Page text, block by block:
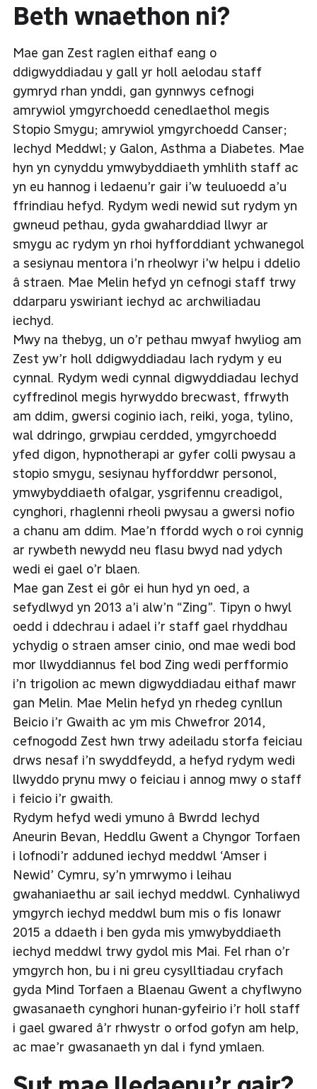
Beth wnaethon ni?
Mae gan Zest raglen eithaf eang o
ddigwyddiadau y gall yr holl aelodau staff
gymryd rhan ynddi, gan gynnwys cefnogi
amrywiol ymgyrchoedd cenedlaethol megis
Stopio Smygu; amrywiol ymgyrchoedd Canser;
Iechyd Meddwl; y Galon, Asthma a Diabetes. Mae
hyn yn cynyddu ymwybyddiaeth ymhlith staff ac
yn eu hannog i ledaenu’r gair i’w teuluoedd a’u
ffrindiau hefyd. Rydym wedi newid sut rydym yn
gwneud pethau, gyda gwaharddiad llwyr ar
smygu ac rydym yn rhoi hyfforddiant ychwanegol
a sesiynau mentora i’n rheolwyr i’w helpu i ddelio
â straen. Mae Melin hefyd yn cefnogi staff trwy
ddarparu yswiriant iechyd ac archwiliadau
iechyd.
Mwy na thebyg, un o’r pethau mwyaf hwyliog am
Zest yw’r holl ddigwyddiadau Iach rydym y eu
cynnal. Rydym wedi cynnal digwyddiadau Iechyd
cyffredinol megis hyrwyddo brecwast, ffrwyth
am ddim, gwersi coginio iach, reiki, yoga, tylino,
wal ddringo, grwpiau cerdded, ymgyrchoedd
yfed digon, hypnotherapi ar gyfer colli pwysau a
stopio smygu, sesiynau hyfforddwr personol,
ymwybyddiaeth ofalgar, ysgrifennu creadigol,
cynghori, rhaglenni rheoli pwysau a gwersi nofio
a chanu am ddim. Mae’n ffordd wych o roi cynnig
ar rywbeth newydd neu flasu bwyd nad ydych
wedi ei gael o’r blaen.
Mae gan Zest ei gôr ei hun hyd yn oed, a
sefydlwyd yn 2013 a’i alw’n “Zing”. Tipyn o hwyl
oedd i ddechrau i adael i’r staff gael rhyddhau
ychydig o straen amser cinio, ond mae wedi bod
mor llwyddiannus fel bod Zing wedi perfformio
i’n trigolion ac mewn digwyddiadau eithaf mawr
gan Melin. Mae Melin hefyd yn rhedeg cynllun
Beicio i’r Gwaith ac ym mis Chwefror 2014,
cefnogodd Zest hwn trwy adeiladu storfa feiciau
drws nesaf i’n swyddfeydd, a hefyd rydym wedi
llwyddo prynu mwy o feiciau i annog mwy o staff
i feicio i’r gwaith.
Rydym hefyd wedi ymuno â Bwrdd Iechyd
Aneurin Bevan, Heddlu Gwent a Chyngor Torfaen
i lofnodi’r adduned iechyd meddwl ‘Amser i
Newid’ Cymru, sy’n ymrwymo i leihau
gwahaniaethu ar sail iechyd meddwl. Cynhaliwyd
ymgyrch iechyd meddwl bum mis o fis Ionawr
2015 a ddaeth i ben gyda mis ymwybyddiaeth
iechyd meddwl trwy gydol mis Mai. Fel rhan o’r
ymgyrch hon, bu i ni greu cysylltiadau cryfach
gyda Mind Torfaen a Blaenau Gwent a chyflwyno
gwasanaeth cynghori hunan-gyfeirio i’r holl staff
i gael gwared â’r rhwystr o orfod gofyn am help,
ac mae’r gwasanaeth yn dal i fynd ymlaen.